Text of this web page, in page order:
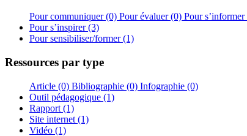
Pour communiquer (0) Pour évaluer (0) Pour s’informer
Pour s’inspirer (3)
Pour sensibiliser/former (1)
Ressources par type
Article (0) Bibliographie (0) Infographie (0)
Outil pédagogique (1)
Rapport (1)
Site internet (1)
Vidéo (1)